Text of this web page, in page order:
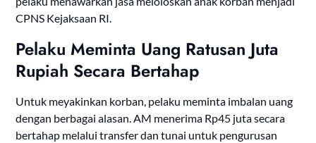
CPNS Kejaksaan RI.
Pelaku Meminta Uang Ratusan Juta
Rupiah Secara Bertahap
Untuk meyakinkan korban, pelaku meminta imbalan uang
dengan berbagai alasan. AM menerima Rp45 juta secara
bertahap melalui transfer dan tunai untuk pengurusan